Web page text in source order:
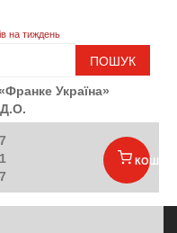
на тиждень
ПОШУК
Україна»
КОШИК